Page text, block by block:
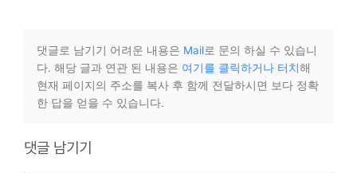
댓글로 남기기 어려운 내용은 Mail로 문의 하실 수 있습니
다. 해당 글과 연관 된 내용은 여기를 클릭하거나 터치해
현재 페이지의 주소를 복사 후 함께 전달하시면 보다 정확
한 답을 얻을 수 있습니다.
댓글 남기기